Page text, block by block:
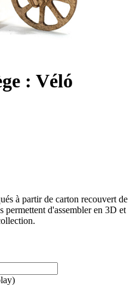
: Véló
à partir de carton recouvert de
permettent d'assembler en 3D et